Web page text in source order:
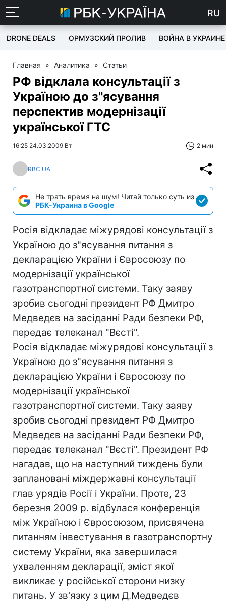
RU
DRONE DEALS ОРМУЗСКИЙ ПРОЛИВ ВОЙНА В УКРАИНЕ
Главная » Аналитика » Статьи
РФ відклала консультації з
Україною до з"ясування
перспектив модернізації
української ГТС
16:25 24.03.2009 Вт 2 мин
RBC.UA
Не трать время на шум! Читай только суть из
РБК-Украина в Google
Росія відкладає міжурядові консультації з
Україною до з"ясування питання з
декларацією України і Євросоюзу по
модернізації української
газотранспортної системи. Таку заяву
зробив сьогодні президент РФ Дмитро
Медведєв на засіданні Ради безпеки РФ,
передає телеканал "Вєсті".
Росія відкладає міжурядові консультації з
Україною до з"ясування питання з
декларацією України і Євросоюзу по
модернізації української
газотранспортної системи. Таку заяву
зробив сьогодні президент РФ Дмитро
Медведєв на засіданні Ради безпеки РФ,
передає телеканал "Вєсті". Президент РФ
нагадав, що на наступний тиждень були
заплановані міждержавні консультації
глав урядів Росії і України. Проте, 23
березня 2009 р. відбулася конференція
між Україною і Євросоюзом, присвячена
питанням інвестування в газотранспортну
систему України, яка завершилася
ухваленням декларації, зміст якої
викликає у російської сторони низку
питань. У зв'язку з цим Д.Медведєв